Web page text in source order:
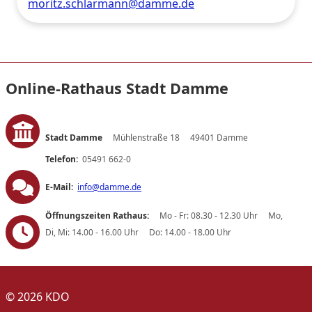
moritz.schlarmann@damme.de
Online-Rathaus Stadt Damme
Stadt Damme Mühlenstraße 1849401 Damme
Telefon: 05491 662-0
E-Mail: info@damme.de
Öffnungszeiten Rathaus: Mo - Fr: 08.30 - 12.30 Uhr Mo,
Di, Mi: 14.00 - 16.00 Uhr Do: 14.00 - 18.00 Uhr
© 2026 KDO